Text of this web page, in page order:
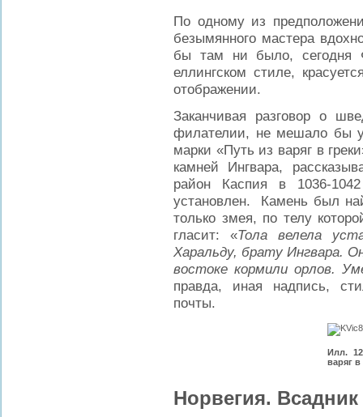
По одному из
безымянного мастера
бы там ни было, сегодня
еллингском стиле,
отображении.
Заканчивая разговор о
филателии, не мешало бы
марки «Путь из варяг в
камней Ингвара,
район Каспия в 1036-
установлен. Камень был
только змея, по телу
гласит: «Тола велела
Харальду, брату Ингвара.
востоке кормили орлов.
правда, иная надпись,
почты.
Илл.
варяг в
Норвегия.